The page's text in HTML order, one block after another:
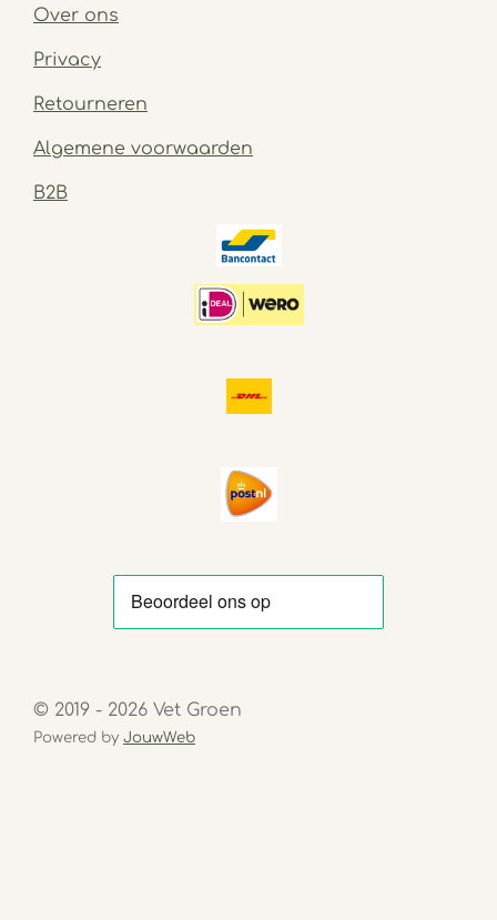
Over ons
Privacy
Retourneren
Algemene voorwaarden
B2B
© 2019 - 2026 Vet Groen
Powered by JouwWeb